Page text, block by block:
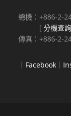
總機：+886-2-
[分機查詢
傳真：+886-2-
｜ Facebook ｜